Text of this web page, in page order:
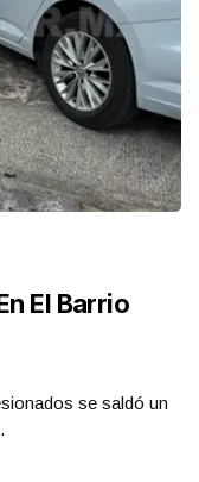
El Barrio
se saldó un